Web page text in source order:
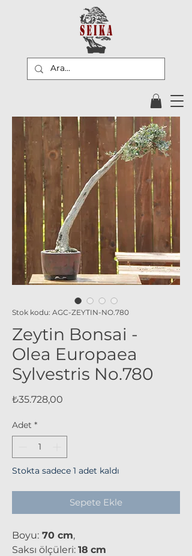
Stok kodu: AGC-ZEYTIN-NO.780
Zeytin Bonsai -
Olea Europaea
Sylvestris No.780
₺35.728,00
Adet *
Stokta sadece 1 adet kaldı
Sepete Ekle
Boyu: 70 cm,
Saksı ölçüleri: 18 cm